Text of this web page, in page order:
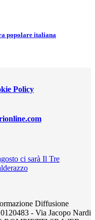
popolare italiana
Policy
ci sarà Il Tre
Diffusione
- Via Jacopo Nardi